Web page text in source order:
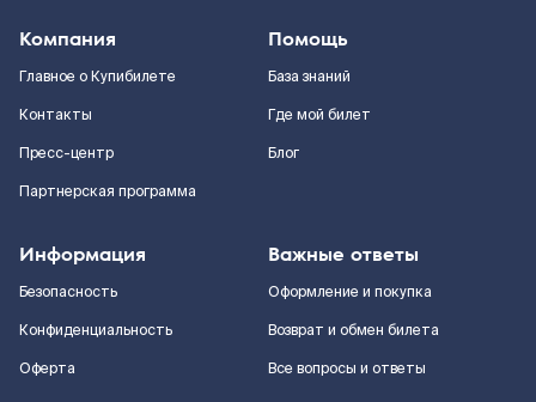
Компания
Главное о Купибилете
Контакты
Пресс-центр
Партнерская программа
Помощь
База знаний
Где мой билет
Блог
Информация
Безопасность
Конфиденциальность
Оферта
Важные ответы
Оформление и покупка
Возврат и обмен билета
Все вопросы и ответы